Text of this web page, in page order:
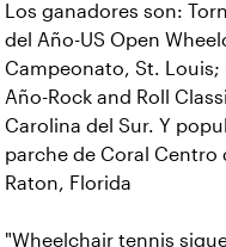
Los ganadores son:
del Año-US Open
Campeonato, St. Louis;
Año-Rock and Roll
Carolina del Sur. Y
parche de Coral Centro
Raton, Florida
"Wheelchair tennis